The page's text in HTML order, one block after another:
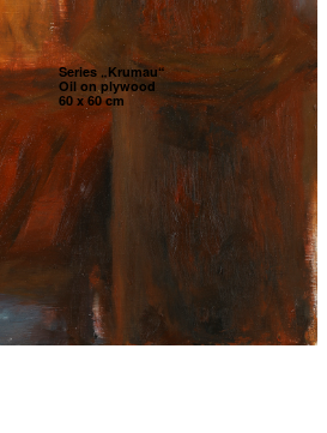
Series „Krumau“
Oil on plywood
60 x 60 cm